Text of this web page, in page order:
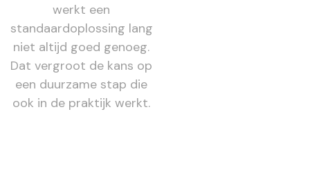
werkt een
standaardoplossing lang
niet altijd goed genoeg.
Dat vergroot de kans op
een duurzame stap die
ook in de praktijk werkt.